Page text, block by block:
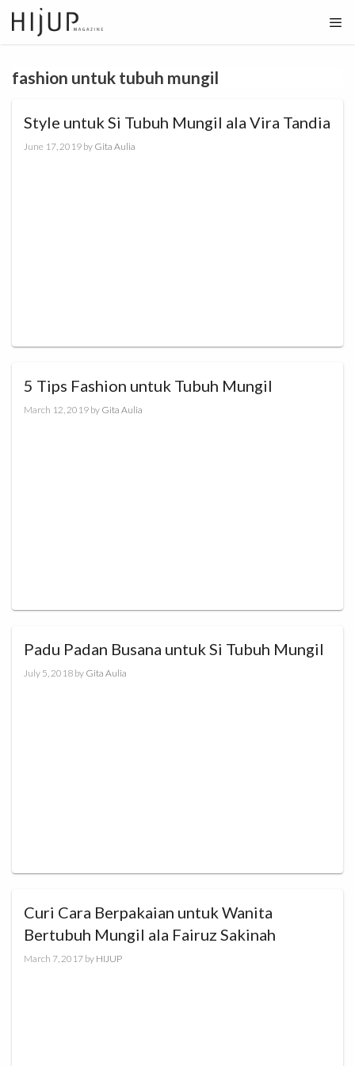
Skip
to
content
fashion untuk tubuh mungil
Style untuk Si Tubuh Mungil ala Vira Tandia
June 17, 2019 by Gita Aulia
5 Tips Fashion untuk Tubuh Mungil
March 12, 2019 by Gita Aulia
Padu Padan Busana untuk Si Tubuh Mungil
July 5, 2018 by Gita Aulia
Curi Cara Berpakaian untuk Wanita
Bertubuh Mungil ala Fairuz Sakinah
March 7, 2017 by HIJUP